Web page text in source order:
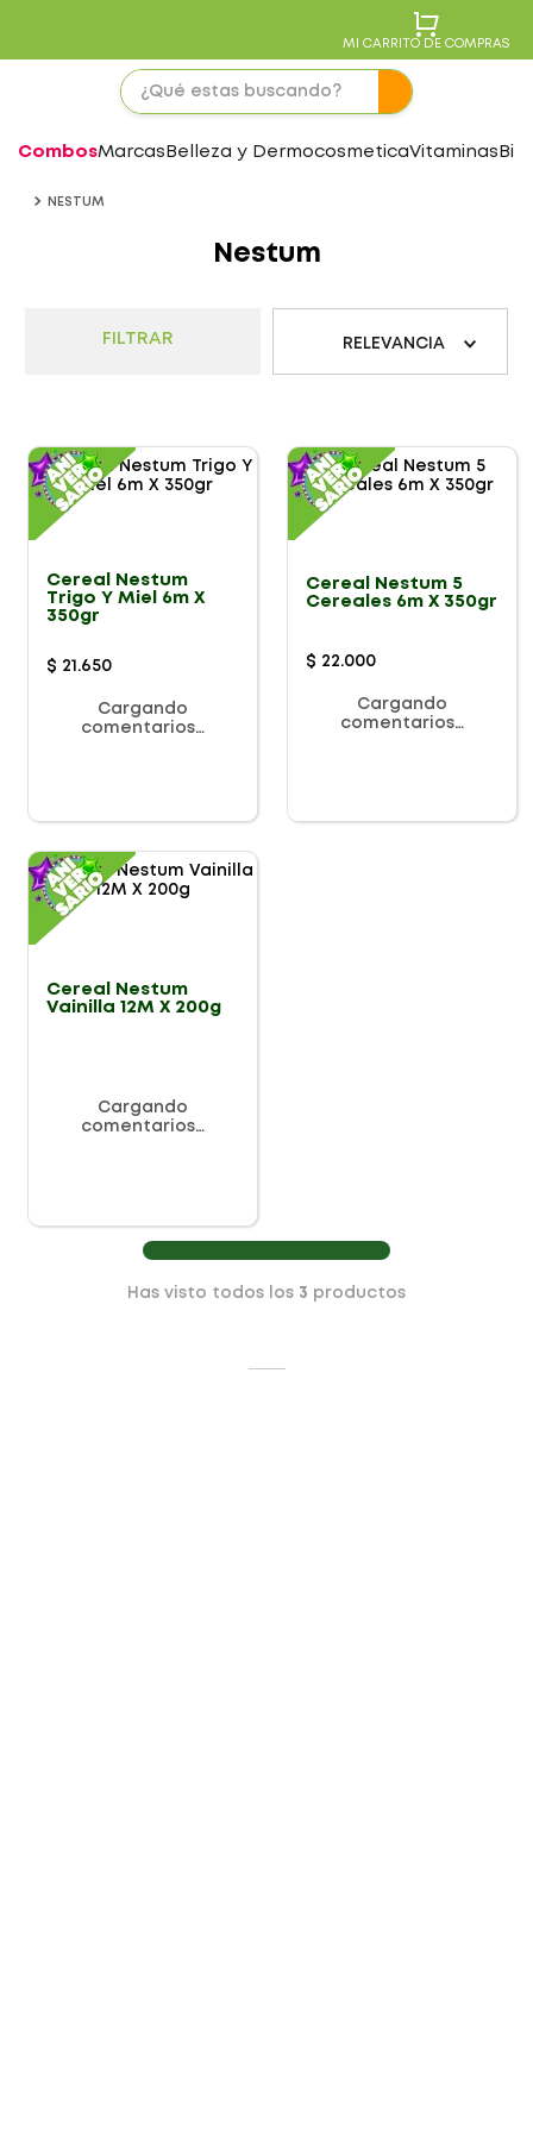
MI CARRITO DE COMPRAS
CombosMarcas Belleza y DermocosmeticaVitaminas
NESTUM
Nestum
FILTRAR RELEVANCIA
Cereal Nestum
Trigo Y Miel 6m X
350gr
$ 21 .650
Cargando
comentarios…
Cereal Nestum 5
Cereales 6m X 350gr
$ 22.000
Cargando
comentarios…
Cereal Nestum
Vainilla 12M X 200g
Cargando
comentarios…
Has visto todos los 3 productos